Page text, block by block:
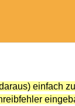
einfach